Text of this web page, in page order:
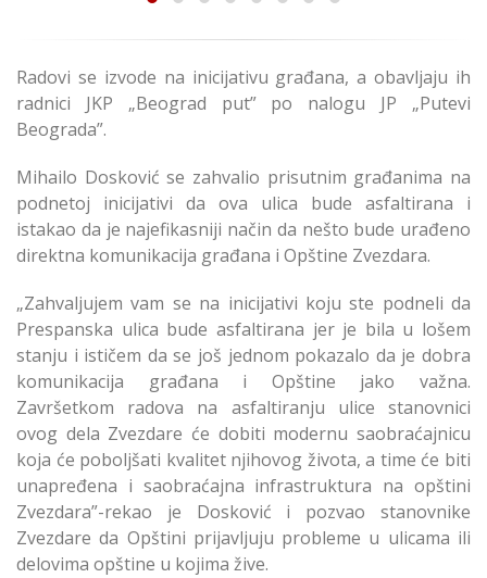
Radovi se izvode na inicijativu građana, a obavljaju ih
radnici JKP „Beograd put” po nalogu JP „Putevi
Beograda”.
Mihailo Dosković se zahvalio prisutnim građanima na
podnetoj inicijativi da ova ulica bude asfaltirana i
istakao da je najefikasniji način da nešto bude urađeno
direktna komunikacija građana i Opštine Zvezdara.
„Zahvaljujem vam se na inicijativi koju ste podneli da
Prespanska ulica bude asfaltirana jer je bila u lošem
stanju i ističem da se još jednom pokazalo da je dobra
komunikacija građana i Opštine jako važna.
Završetkom radova na asfaltiranju ulice stanovnici
ovog dela Zvezdare će dobiti modernu saobraćajnicu
koja će poboljšati kvalitet njihovog života, a time će biti
unapređena i saobraćajna infrastruktura na opštini
Zvezdara”-rekao je Dosković i pozvao stanovnike
Zvezdare da Opštini prijavljuju probleme u ulicama ili
delovima opštine u kojima žive.